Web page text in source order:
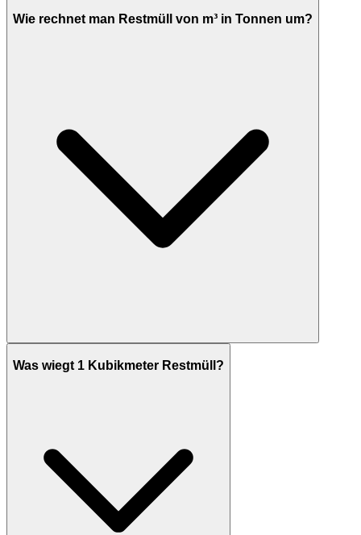
Wie rechnet man Restmüll von m³ in Tonnen um?
Was wiegt 1 Kubikmeter Restmüll?